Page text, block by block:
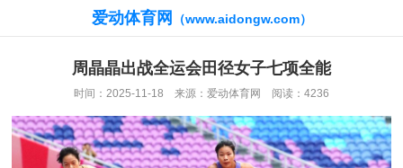
爱动体育网 （www.aidongw.com）
周晶晶出战全运会田径女子七项全能
时间：2025-11-18 来源：爱动体育网 阅读：4236